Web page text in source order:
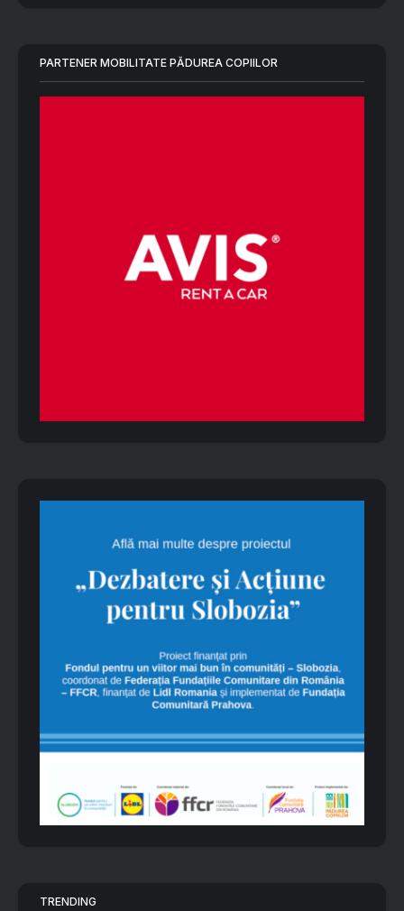
PARTENER MOBILITATE PĂDUREA COPIILOR
TRENDING